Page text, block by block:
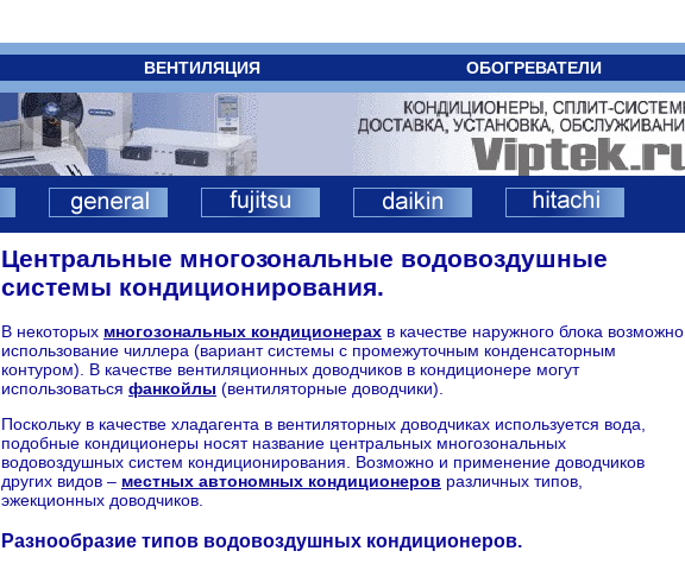
ВЕНТИЛЯЦИЯ ОБОГРЕВАТЕЛИ
Центральные многозональные водовоздушные
системы кондиционирования.
В некоторых многозональных кондиционерах в качестве наружного блока возможно
использование чиллера (вариант системы с промежуточным конденсаторным
контуром). В качестве вентиляционных доводчиков в кондиционере могут
использоваться фанкойлы (вентиляторные доводчики).
Поскольку в качестве хладагента в вентиляторных доводчиках используется вода,
подобные кондиционеры носят название центральных многозональных
водовоздушных систем кондиционирования. Возможно и применение доводчиков
других видов – местных автономных кондиционеров различных типов,
эжекционных доводчиков.
Разнообразие типов водовоздушных кондиционеров.